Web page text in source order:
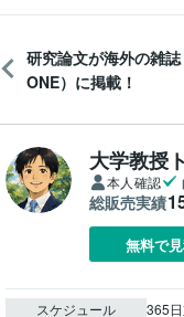
研究論文が海外の雑
ONE）に掲載！
大学教授
本人確認
総販売実績
無料で
スケジュール 365